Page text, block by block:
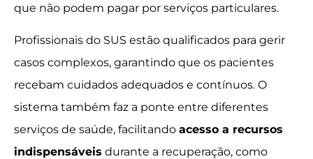
que não podem pagar por serviços particulares.
Profissionais do SUS estão qualificados para gerir
casos complexos, garantindo que os pacientes
recebam cuidados adequados e contínuos. O
sistema também faz a ponte entre diferentes
serviços de saúde, facilitando acesso a recursos
indispensáveis durante a recuperação, como